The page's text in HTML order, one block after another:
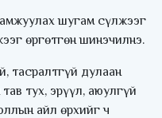
шугам сүлжээг
өргөтгөн шинэчилнэ.
тасралтгүй дулаан
тух, эрүүл, аюулгүй
айл өрхийг ч